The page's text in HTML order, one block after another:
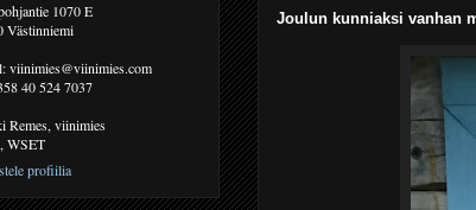
Joulun kunniaksi vanhan
1070 E
Västinniemi
viinimies@viinimies.com
40 524 7037
Remes, viinimies
WSET
profiilia